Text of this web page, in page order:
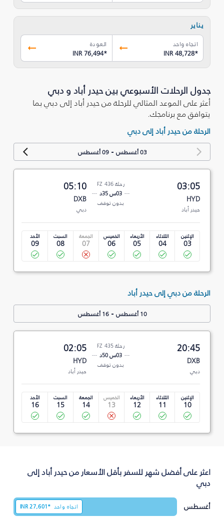
يناير
اتجاه واحد
INR 48,728*
العودة
INR 76,494*
جدول الرحلات الأسبوعي بين حيدر أباد و دبي
أعثر على الموعد المثالي للرحلة من حيدر أباد إلى دبي بما
يتوافق مع برنامجك.
الرحلة من حيدر أباد إلى دبي
03 أغسطس -09 أغسطس
03:05
HYD
حيدر أباد
رحلة FZ 436
03س 35د
بدون توقف
05:10
DXB
دبي
الإثنين
03
الثلاثاء
04
الأربعاء
05
الخميس
06
الجمعة
07
السبت
08
الأحد
09
الرحلة من دبي إلى حيدر أباد
10 أغسطس -16 أغسطس
20:45
DXB
دبي
رحلة FZ 435
03س 50د
بدون توقف
02:05
HYD
حيدر أباد
الإثنين
10
الثلاثاء
11
الأربعاء
12
الخميس
13
الجمعة
14
السبت
15
الأحد
16
اعثر على أفضل شهر للسفر بأقل الأسعار من حيدر أباد إلى
دبي
أغسطس اتجاه واحد INR27,601*